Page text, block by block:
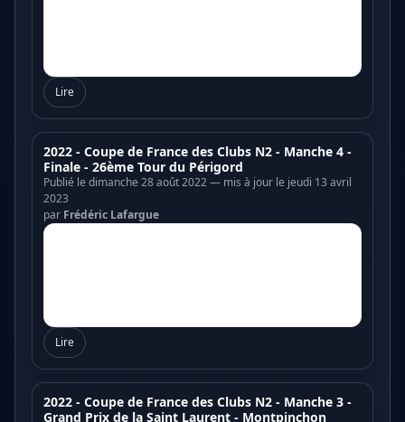
Lire
2022 - Coupe de France des Clubs N2 - Manche 4 -
Finale - 26ème Tour du Périgord
Publié le dimanche 28 août 2022 — mis à jour le jeudi 13 avril
2023
par Frédéric Lafargue
Lire
2022 - Coupe de France des Clubs N2 - Manche 3 -
Grand Prix de la Saint Laurent - Montpinchon